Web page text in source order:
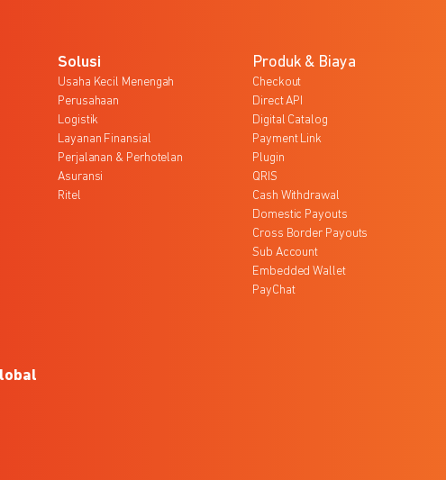
Solusi
Usaha Kecil Menengah
Perusahaan
Logistik
Layanan Finansial
Perjalanan & Perhotelan
Asuransi
Ritel
Produk & Biaya
Checkout
Direct API
Digital Catalog
Payment Link
Plugin
QRIS
Cash Withdrawal
Domestic Payouts
Cross Border Payouts
Sub Account
Embedded Wallet
PayChat